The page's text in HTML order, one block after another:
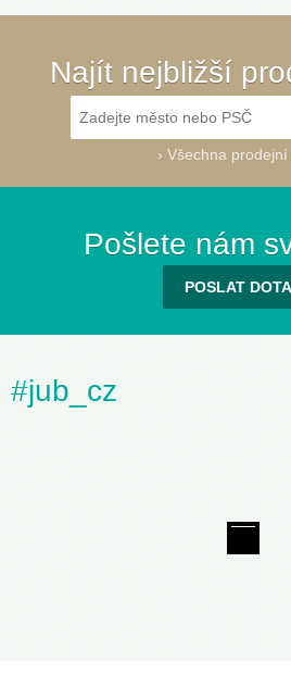
Najít nejbližší
› Všechna prodejní
Pošlete nám
POSLAT
#jub_cz